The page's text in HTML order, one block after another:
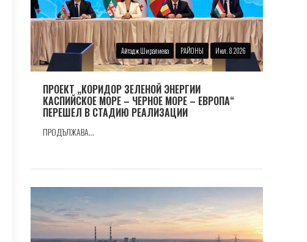
Айтадж Ширалиева РАЙОНЫ Июл. 8 2026
ПРОЕКТ „КОРИДОР ЗЕЛЕНОЙ ЭНЕРГИИ
КАСПИЙСКОЕ МОРЕ – ЧЕРНОЕ МОРЕ – ЕВРОПА“
ПЕРЕШЕЛ В СТАДИЮ РЕАЛИЗАЦИИ
ПРОДЪЛЖАВА...